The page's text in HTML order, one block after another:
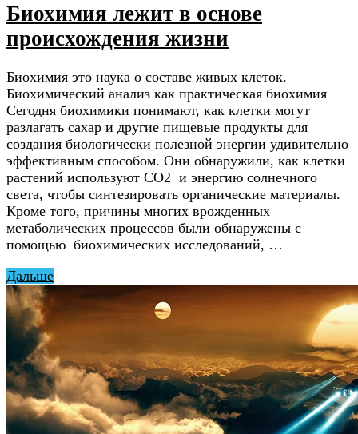
Биохимия лежит в основе
происхождения жизни
Биохимия это наука о составе живых клеток.
Биохимический анализ как практическая биохимия
Сегодня биохимики понимают, как клетки могут
разлагать сахар и другие пищевые продукты для
создания биологически полезной энергии удивительно
эффективным способом. Они обнаружили, как клетки
растений используют CO2 и энергию солнечного
света, чтобы синтезировать органические материалы.
Кроме того, причины многих врожденных
метаболических процессов были обнаружены с
помощью биохимических исследований, …
Дальше